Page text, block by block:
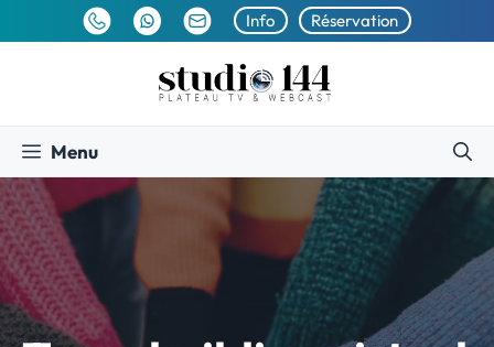
au
Info Réservation
Menu